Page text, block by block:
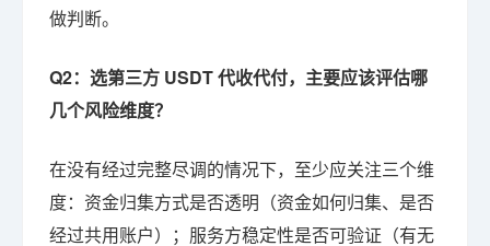
做判断。
Q2：选第三方 USDT 代收代付，主要应该评估哪
几个风险维度？
在没有经过完整尽调的情况下，至少应关注三个维
度：资金归集方式是否透明（资金如何归集、是否
经过共用账户）；服务方稳定性是否可验证（有无